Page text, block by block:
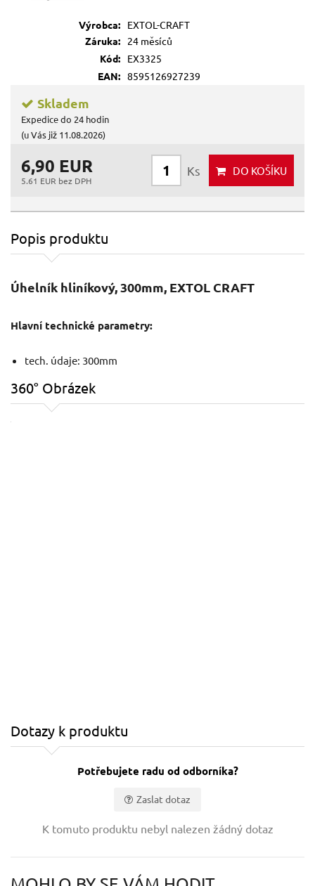
Výrobca:
EXTOL-CRAFT
Záruka:
24 měsíců
Kód:
EX3325
EAN: 8595126927239
Skladem
Expedice do 24 hodin
(u Vás již 11.08.2026)
6,90 EUR
5.61 EUR bez DPH
Ks DO KOŠÍKU
Popis produktu
Úhelník hliníkový, 300mm, EXTOL CRAFT
Hlavní technické parametry:
tech. údaje: 300mm
360° Obrázek
Dotazy k produktu
Potřebujete radu od odborníka?
Zaslat dotaz
K tomuto produktu nebyl nalezen žádný dotaz